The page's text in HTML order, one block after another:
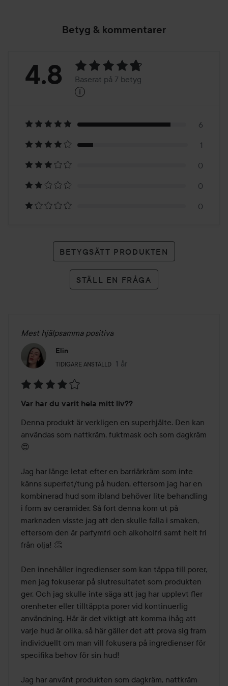
Betyg & kommentarer
Betyg:
Baserat
på
7
betyg
4.8 Baserat på 7 betyg
i
6
1
0
0
0
BETYGSÄTT PRODUKTEN
STÄLL EN FRÅGA
Mest hjälpsamma positiva
Elin
TIDIGARE ANSTÄLLD
Användarens roll: Tidigare anställd.
1 år
Inlägget skapades 1 år
4
av
5
Var har du varit hela mitt liv??
Denna produkt är verkligen en superhjälte. Den kan
användas som nattkräm, fuktmask och som dagkräm
😍
Jag har länge letat efter en barriärkräm som inte
känns superfet/tung på huden, eftersom jag har en
kombinerad hud som ibland behöver lite behandling
i form av ceramider. Så fort denna kom ut på
marknaden visste jag att den skulle falla i smaken,
eftersom den är parfymfri och alkoholfri samt helt fri
från olja! 👏
Den innehåller ingredienser som kan täppa till porer,
men jag fokuserar på slutresultatet som produkten
ger. Och jag skulle inte säga att jag har upplevt fler
orenheter eller tilltäppta porer vid kontinuerlig
användning. Här är det viktigt att komma ihåg att
varje hud är olika, så här gäller det att prova sig fram
individuellt om man vill fokusera på ingredienser för
specifika behov för sin hud!
Jag har använt produkten som dagkräm, nattkräm